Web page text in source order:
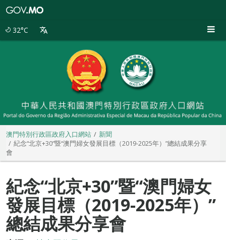
32°C
澳門特別行政區政府入口網站
新聞
紀念“北京+30”暨“澳門婦女發展目標（2019-2025年）”總結成果分享
會
紀念“北京+30”暨“澳門婦女
發展目標（2019-2025年）”
總結成果分享會